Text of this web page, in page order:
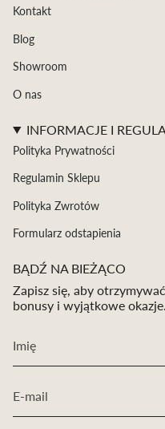
Kontakt
Blog
Showroom
O nas
INFORMACJE I
Polityka Prywatności
Regulamin Sklepu
Polityka Zwrotów
Formularz odstapienia
BĄDŹ NA BIEŻĄCO
Zapisz się, aby
bonusy i wyjątkowe okazje.